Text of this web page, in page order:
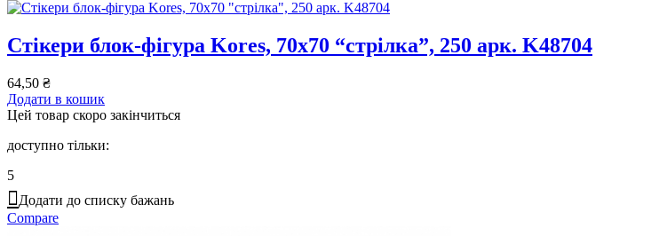
Стікери блок-фігура Kores, 70х70 “стрілка”, 250 арк. K48704
64,50 ₴
Додати в кошик
Цей товар скоро закінчиться
доступно тільки:
5
Додати до списку бажань
Compare